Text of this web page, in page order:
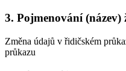
3. Pojmenování (název)
Změna údajů v řidičském
průkazu